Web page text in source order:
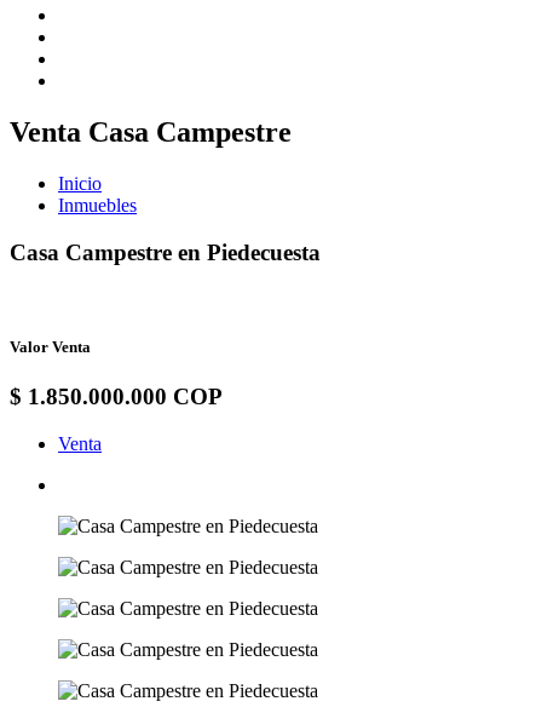
Venta Casa Campestre
Inicio
Inmuebles
Casa Campestre en Piedecuesta
Valor Venta
$ 1.850.000.000 COP
Venta